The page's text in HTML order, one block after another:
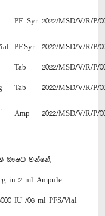
PF. Syr 2022/MSD/V/R/P/
PF.Syr 2022/MSD/V/R/P/
Tab 2022/MSD/V/R/P/
Tab 2022/MSD/V/R/P/
Amp 2022/MSD/V/R/P/
වන්නේ,
ml Ampule
/06 ml PFS/Vial